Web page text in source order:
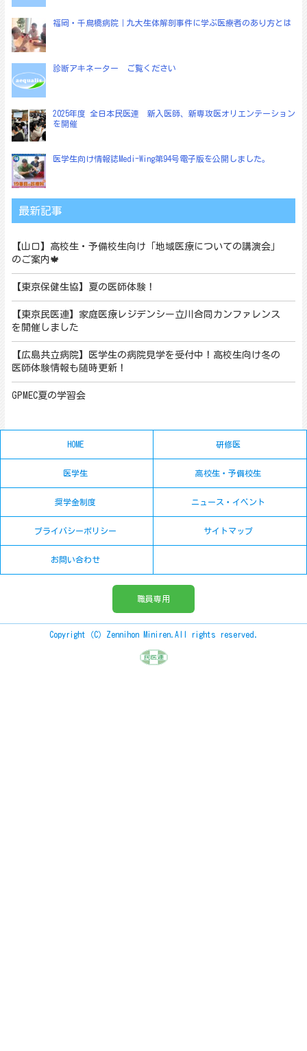
ョ
ン
福岡・千鳥橋病院｜九大生体解剖事件に学ぶ医療者のあり方とは
診断アキネーター ご覧ください
2025年度 全日本民医連 新入医師、新専攻医オリエンテーション
を開催
医学生向け情報誌Medi-Wing第94号電子版を公開しました。
最新記事
【山口】高校生・予備校生向け「地域医療についての講演会」
のご案内🍁
【東京保健生協】夏の医師体験！
【東京民医連】家庭医療レジデンシー立川合同カンファレンス
を開催しました
【広島共立病院】医学生の病院見学を受付中！高校生向け冬の
医師体験情報も随時更新！
GPMEC夏の学習会
HOME 研修医
医学生 高校生・予備校生
奨学金制度 ニュース・イベント
プライバシーポリシー サイトマップ
お問い合わせ
職員専用
Copyright（C）Zennihon Miniren.All rights reserved.